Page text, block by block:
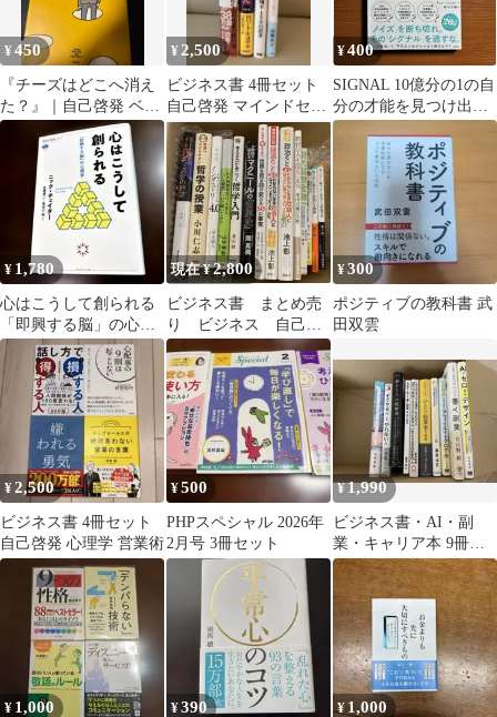
¥450
『チーズはどこへ消え
た？』｜自己啓発 ベス
トセラー ビジネス書 名
¥ 2,500
ビジネス書 4冊セット
自己啓発 マインドセッ
ト
¥400
SIGNAL 10億分の1の自
分の才能を見つけ出す
方法
¥ 1,780
心はこうして創られる
「即興する脳」の心理
学
現在 ¥2,800
ビジネス書 まとめ売
り ビジネス 自己啓
発本 自己啓発 本
¥300
ポジティブの教科書 武
田双雲
¥2,500
ビジネス書 4冊セット
自己啓発 心理学 営業術
¥500
PHPスペシャル 2026年
2月号 3冊セット
¥1,990
ビジネス書・AI・副
業・キャリア本 9冊セ
ット｜自己啓発・仕事
術・起業
¥ 1,000 ¥390 ¥ 1,000